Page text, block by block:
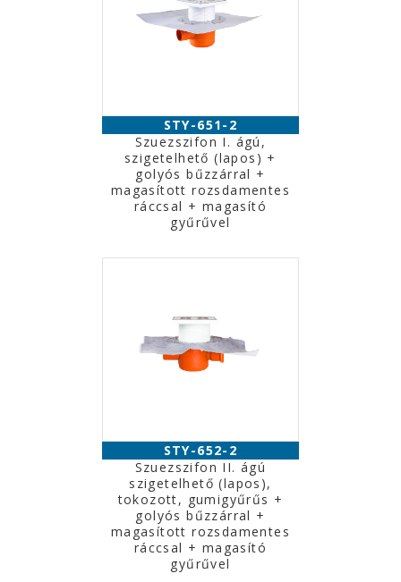
STY-651-2
Szuezszifon I. ágú,
szigetelhető (lapos) +
golyós bűzzárral +
magasított rozsdamentes
ráccsal + magasító
gyűrűvel
STY-652-2
Szuezszifon II. ágú
szigetelhető (lapos),
tokozott, gumigyűrűs +
golyós bűzzárral +
magasított rozsdamentes
ráccsal + magasító
gyűrűvel